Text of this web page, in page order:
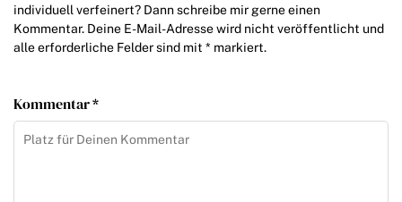
individuell verfeinert? Dann schreibe mir gerne einen
Kommentar. Deine E-Mail-Adresse wird nicht veröffentlicht und
alle erforderliche Felder sind mit * markiert.
Kommentar *